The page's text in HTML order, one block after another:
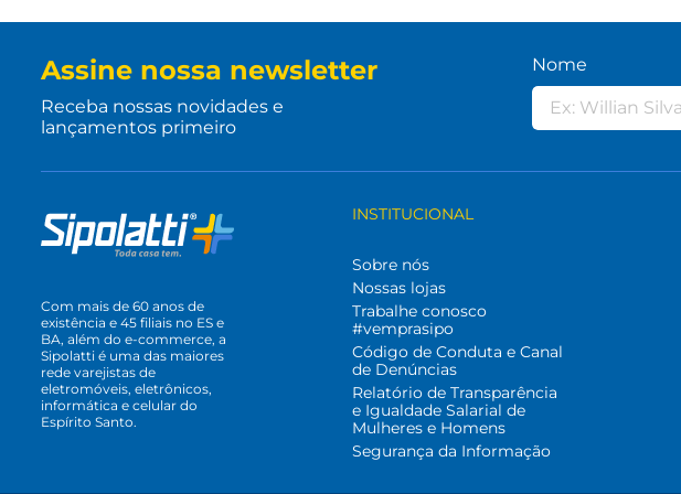
Assine nossa newsletter
Receba nossas novidades e
lançamentos primeiro
Nome
Com mais de 60 anos de
existência e 45 filiais no ES e
BA, além do e-commerce, a
Sipolatti é uma das maiores
rede varejistas de
eletromóveis, eletrônicos,
informática e celular do
Espírito Santo.
INSTITUCIONAL
Sobre nós
Nossas lojas
Trabalhe conosco
#vemprasipo
Código de Conduta e Canal
de Denúncias
Relatório de Transparência
e Igualdade Salarial de
Mulheres e Homens
Segurança da Informação